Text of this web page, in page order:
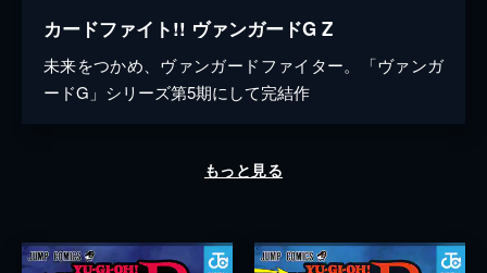
カードファイト!! ヴァンガードG Z
未来をつかめ、ヴァンガードファイター。「ヴァンガ
ードG」シリーズ第5期にして完結作
もっと見る